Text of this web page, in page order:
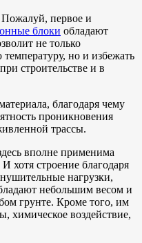
первое и
блоки обладают
не только
но и избежать
строительстве и в
благодаря чему
проникновения
трассы.
вполне применима
хотя строение благодаря
нагрузки,
небольшим весом и
грунте. Кроме того, им
химическое воздействие,